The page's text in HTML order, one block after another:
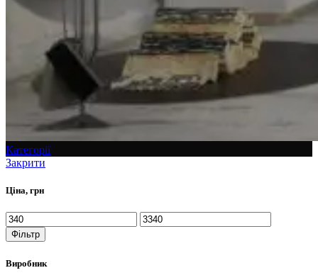
Категорії
Закрити
Ціна, грн
Фільтр
Виробник